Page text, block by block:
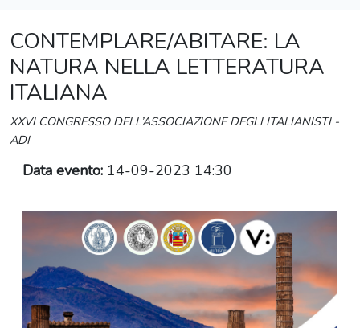
CONTEMPLARE/ABITARE: LA
NATURA NELLA LETTERATURA
ITALIANA
XXVI CONGRESSO DELL’ASSOCIAZIONE DEGLI ITALIANISTI -
ADI
Data evento: 14-09-2023 14:30